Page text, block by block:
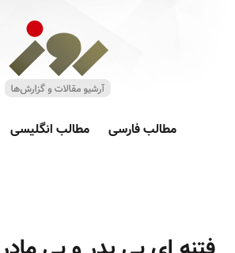
مطالب فارسی مطالب انگلیسی